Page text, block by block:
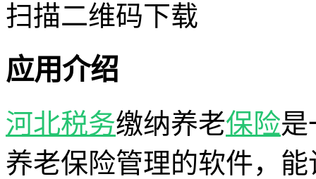
扫描二维码下载
应用介绍
河北税务缴纳养老保险是
养老保险管理的软件，